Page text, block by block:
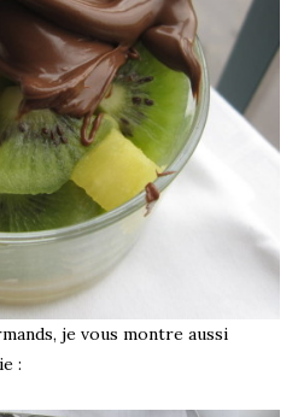
je vous montre aussi
: